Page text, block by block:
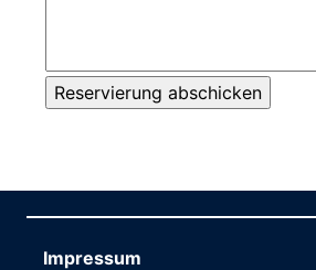
Impressum